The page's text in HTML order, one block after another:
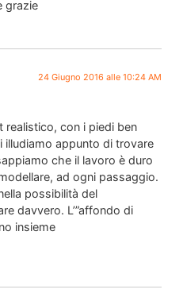
grazie
24 Giugno 2016 alle 10:24 AM
realistico, con i piedi ben
illudiamo appunto di trovare
che il lavoro è duro
ad ogni passaggio.
possibilità del
davvero. L’”affondo di
insieme